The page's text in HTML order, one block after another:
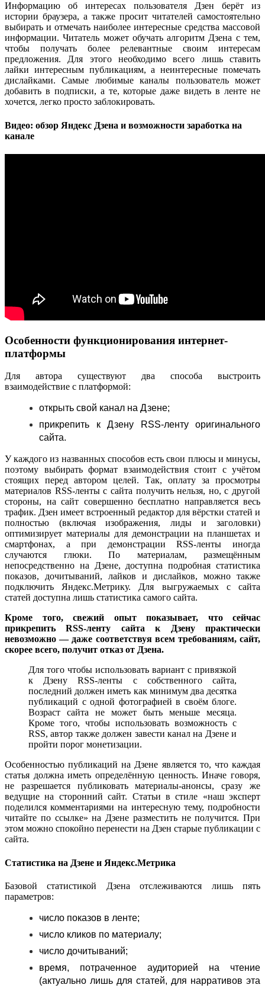
Информацию об интересах пользователя Дзен берёт из
истории браузера, а также просит читателей самостоятельно
выбирать и отмечать наиболее интересные средства массовой
информации. Читатель может обучать алгоритм Дзена с тем,
чтобы получать более релевантные своим интересам
предложения. Для этого необходимо всего лишь ставить
лайки интересным публикациям, а неинтересные помечать
дислайками. Самые любимые каналы пользователь может
добавить в подписки, а те, которые даже видеть в ленте не
хочется, легко просто заблокировать.
Видео: обзор Яндекс Дзена и возможности заработка на
канале
Особенности функционирования интернет-
платформы
Для автора существуют два способа выстроить
взаимодействие с платформой:
открыть свой канал на Дзене;
прикрепить к Дзену RSS-ленту оригинального
сайта.
У каждого из названных способов есть свои плюсы и минусы,
поэтому выбирать формат взаимодействия стоит с учётом
стоящих перед автором целей. Так, оплату за просмотры
материалов RSS-ленты с сайта получить нельзя, но, с другой
стороны, на сайт совершенно бесплатно направляется весь
трафик. Дзен имеет встроенный редактор для вёрстки статей и
полностью (включая изображения, лиды и заголовки)
оптимизирует материалы для демонстрации на планшетах и
смартфонах, а при демонстрации RSS-ленты иногда
случаются глюки. По материалам, размещённым
непосредственно на Дзене, доступна подробная статистика
показов, дочитываний, лайков и дислайков, можно также
подключить Яндекс.Метрику. Для выгружаемых с сайта
статей доступна лишь статистика самого сайта.
Кроме того, свежий опыт показывает, что сейчас
прикрепить RSS-ленту сайта к Дзену практически
невозможно — даже соответствуя всем требованиям, сайт,
скорее всего, получит отказ от Дзена.
Для того чтобы использовать вариант с привязкой
к Дзену RSS-ленты с собственного сайта,
последний должен иметь как минимум два десятка
публикаций с одной фотографией в своём блоге.
Возраст сайта не может быть меньше месяца.
Кроме того, чтобы использовать возможность с
RSS, автор также должен завести канал на Дзене и
пройти порог монетизации.
Особенностью публикаций на Дзене является то, что каждая
статья должна иметь определённую ценность. Иначе говоря,
не разрешается публиковать материалы-анонсы, сразу же
ведущие на сторонний сайт. Статьи в стиле «наш эксперт
поделился комментариями на интересную тему, подробности
читайте по ссылке» на Дзене разместить не получится. При
этом можно спокойно перенести на Дзен старые публикации с
сайта.
Статистика на Дзене и Яндекс.Метрика
Базовой статистикой Дзена отслеживаются лишь пять
параметров:
число показов в ленте;
число кликов по материалу;
число дочитываний;
время, потраченное аудиторией на чтение
(актуально лишь для статей, для нарративов эта